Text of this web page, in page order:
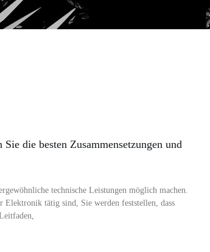
die besten Zusammensetzungen und
technische Leistungen möglich machen.
tätig sind, Sie werden feststellen, dass